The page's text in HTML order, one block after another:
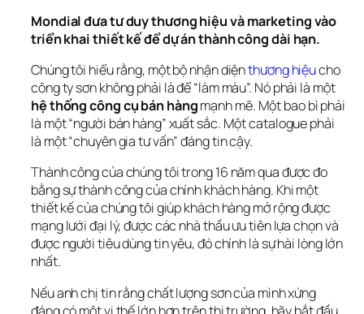
Mondial đưa tư duy thương hiệu và marketing vào
triển khai thiết kế để dự án thành công dài hạn.
Chúng tôi hiểu rằng, một bộ nhận diện thương hiệu cho
công ty sơn không phải là để “làm màu”. Nó phải là một
hệ thống công cụ bán hàng mạnh mẽ. Một bao bì phải
là một “người bán hàng” xuất sắc. Một catalogue phải
là một “chuyên gia tư vấn” đáng tin cậy.
Thành công của chúng tôi trong 16 năm qua được đo
bằng sự thành công của chính khách hàng. Khi một
thiết kế của chúng tôi giúp khách hàng mở rộng được
mạng lưới đại lý, được các nhà thầu ưu tiên lựa chọn và
được người tiêu dùng tin yêu, đó chính là sự hài lòng lớn
nhất.
Nếu anh chị tin rằng chất lượng sơn của mình xứng
đáng có một vị thế lớn hơn trên thị trường, hãy bắt đầu